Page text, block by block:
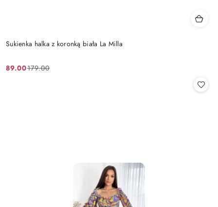
Sukienka halka z koronką biała La Milla
Cena
89.00
Cena
179.00